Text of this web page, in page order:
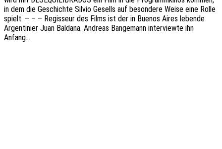
in dem die Geschich­te Silvio Gesells auf beson­de­re Weise eine Rolle
spielt. – – – Regis­seur des Films ist der in Buenos Aires leben­de
Argen­ti­ni­er Juan Bald­a­na. Andre­as Bange­mann inter­view­te ihn
Anfang…